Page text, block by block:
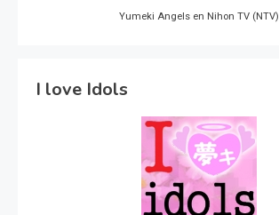
Yumeki Angels en Nihon TV (NTV)
I love Idols